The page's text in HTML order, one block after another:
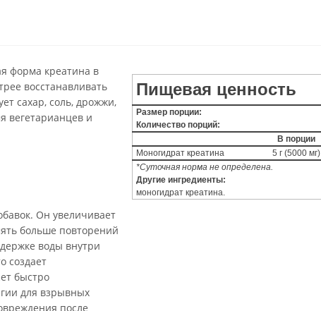
форма креатина в
восстанавливать
сахар, соль, дрожжи,
вегетарианцев и
Он увеличивает
больше повторений
воды внутри
создает
быстро
для взрывных
после
Пищевая ценность
Размер порции:
Количество порций:
В порции
Моногидрат креатина
5 г (5000 мг)
*Суточная норма не определена.
Другие ингредиенты:
моногидрат креатина.